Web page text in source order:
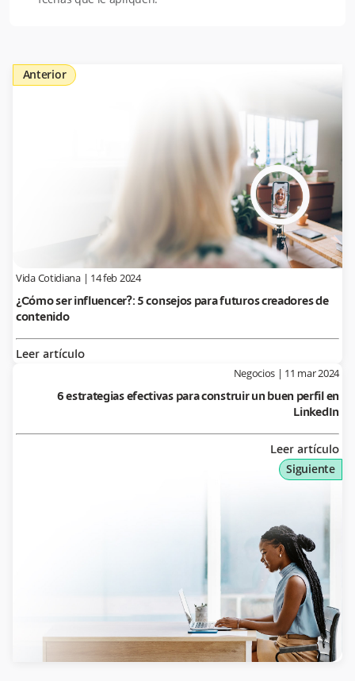
Anterior
Vida Cotidiana| 14 feb 2024
¿Cómo ser influencer?: 5 consejos para futuros creadores de
contenido
Leer artículo
Siguiente
Negocios | 11 mar 2024
6 estrategias efectivas para construir un buen perfil en
LinkedIn
Leer artículo